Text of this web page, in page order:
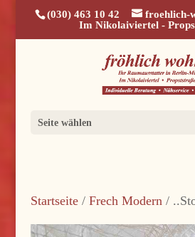
(030) 463 10 42
froehlich-
Im Nikolaiviertel -
Seite wählen
Startseite/ Frech Modern /